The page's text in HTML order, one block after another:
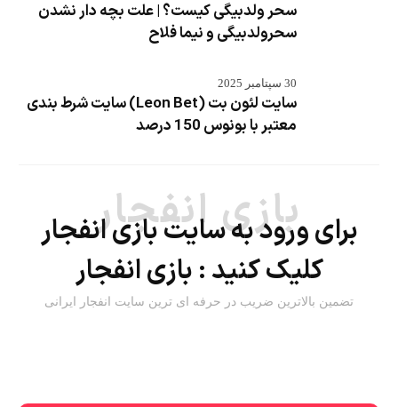
سحر ولدبیگی کیست؟ | علت بچه دار نشدن
سحرولدبیگی و نیما فلاح
30 سپتامبر 2025
سایت لئون بت (Leon Bet) سایت شرط بندی
معتبر با بونوس 150 درصد
بازی انفجار
برای ورود به سایت بازی انفجار
کلیک کنید : بازی انفجار
تضمین بالاترین ضریب در حرفه ای ترین سایت انفجار ایرانی